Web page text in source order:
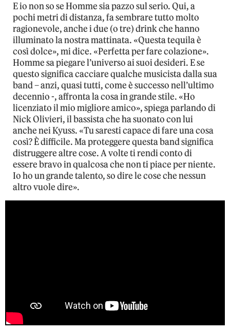
E io non so se Homme sia pazzo sul serio. Qui, a
pochi metri di distanza, fa sembrare tutto molto
ragionevole, anche i due (o tre) drink che hanno
illuminato la nostra mattinata. «Questa tequila è
così dolce», mi dice. «Perfetta per fare colazione».
Homme sa piegare l’universo ai suoi desideri. E se
questo significa cacciare qualche musicista dalla sua
band – anzi, quasi tutti, come è successo nell’ultimo
decennio -, affronta la cosa in grande stile. «Ho
licenziato il mio migliore amico», spiega parlando di
Nick Olivieri, il bassista che ha suonato con lui
anche nei Kyuss. «Tu saresti capace di fare una cosa
così? È difficile. Ma proteggere questa band significa
distruggere altre cose. A volte ti rendi conto di
essere bravo in qualcosa che non ti piace per niente.
Io ho un grande talento, so dire le cose che nessun
altro vuole dire».